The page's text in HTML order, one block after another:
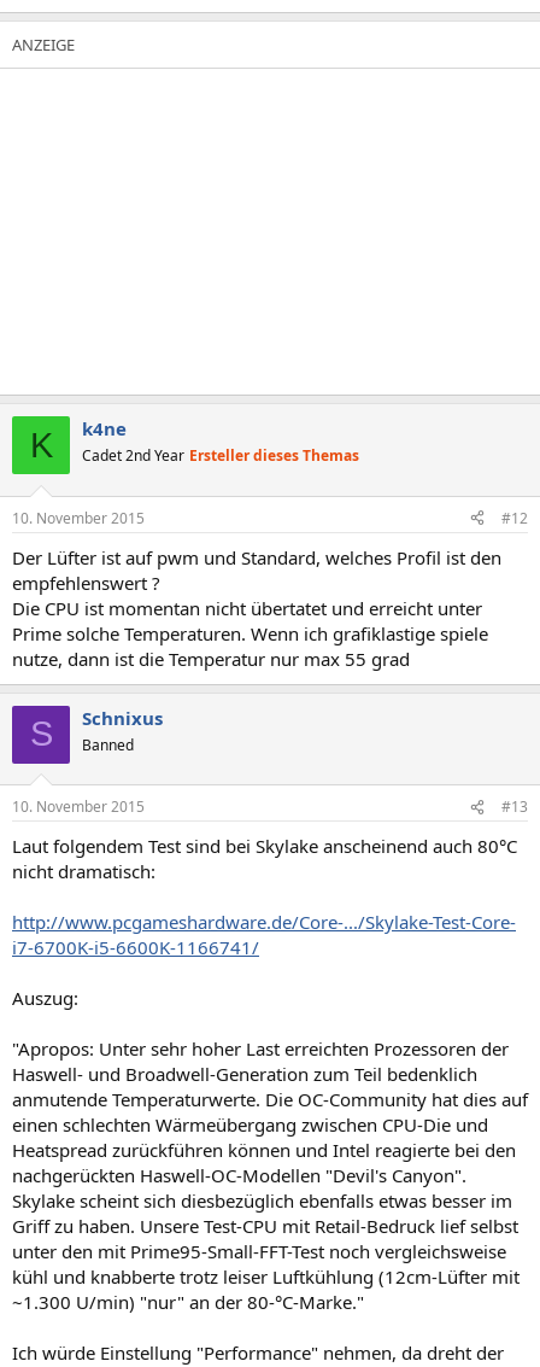
K k4ne
Cadet 2nd Year Ersteller dieses Themas
10. November 2015 #12
Der Lüfter ist auf pwm und Standard, welches Profil ist den
empfehlenswert ?
Die CPU ist momentan nicht übertatet und erreicht unter
Prime solche Temperaturen. Wenn ich grafiklastige spiele
nutze, dann ist die Temperatur nur max 55 grad
S Schnixus
Banned
10. November 2015 #13
Laut folgendem Test sind bei Skylake anscheinend auch 80°C
nicht dramatisch:
http://www.pcgameshardware.de/Core-.../Skylake-Test-Core-
i7-6700K-i5-6600K-1166741/
Auszug:
"Apropos: Unter sehr hoher Last erreichten Prozessoren der
Haswell- und Broadwell-Generation zum Teil bedenklich
anmutende Temperaturwerte. Die OC-Community hat dies auf
einen schlechten Wärmeübergang zwischen CPU-Die und
Heatspread zurückführen können und Intel reagierte bei den
nachgerückten Haswell-OC-Modellen "Devil's Canyon".
Skylake scheint sich diesbezüglich ebenfalls etwas besser im
Griff zu haben. Unsere Test-CPU mit Retail-Bedruck lief selbst
unter den mit Prime95-Small-FFT-Test noch vergleichsweise
kühl und knabberte trotz leiser Luftkühlung (12cm-Lüfter mit
~1.300 U/min) "nur" an der 80-°C-Marke."
Ich würde Einstellung "Performance" nehmen, da dreht der